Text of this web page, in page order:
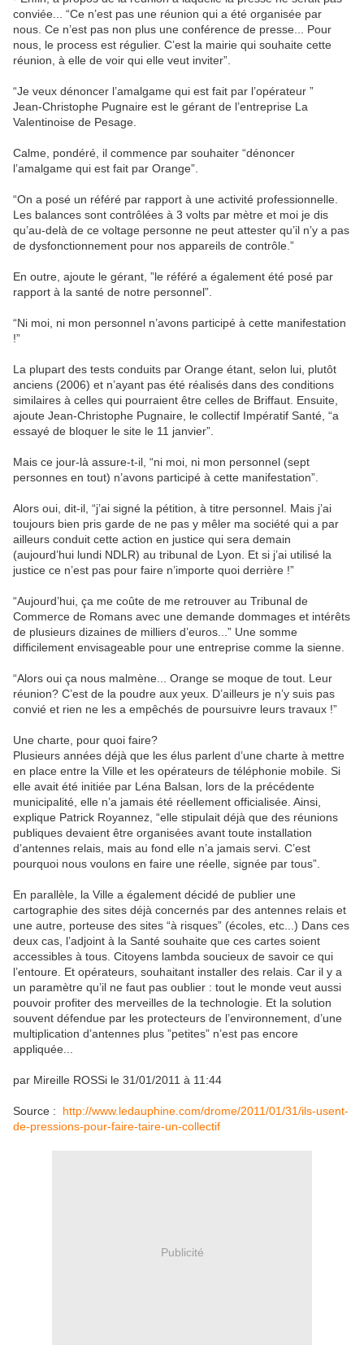
conviée... “Ce n’est pas une réunion qui a été organisée par
nous. Ce n’est pas non plus une conférence de presse... Pour
nous, le process est régulier. C’est la mairie qui souhaite cette
réunion, à elle de voir qui elle veut inviter”.
“Je veux dénoncer l’amalgame qui est fait par l’opérateur ”
Jean-Christophe Pugnaire est le gérant de l’entreprise La
Valentinoise de Pesage.
Calme, pondéré, il commence par souhaiter “dénoncer
l’amalgame qui est fait par Orange”.
“On a posé un référé par rapport à une activité professionnelle.
Les balances sont contrôlées à 3 volts par mètre et moi je dis
qu’au-delà de ce voltage personne ne peut attester qu’il n’y a pas
de dysfonctionnement pour nos appareils de contrôle.”
En outre, ajoute le gérant, ”le référé a également été posé par
rapport à la santé de notre personnel”.
“Ni moi, ni mon personnel n’avons participé à cette manifestation
!”
La plupart des tests conduits par Orange étant, selon lui, plutôt
anciens (2006) et n’ayant pas été réalisés dans des conditions
similaires à celles qui pourraient être celles de Briffaut. Ensuite,
ajoute Jean-Christophe Pugnaire, le collectif Impératif Santé, “a
essayé de bloquer le site le 11 janvier”.
Mais ce jour-là assure-t-il, “ni moi, ni mon personnel (sept
personnes en tout) n’avons participé à cette manifestation”.
Alors oui, dit-il, “j’ai signé la pétition, à titre personnel. Mais j’ai
toujours bien pris garde de ne pas y mêler ma société qui a par
ailleurs conduit cette action en justice qui sera demain
(aujourd’hui lundi NDLR) au tribunal de Lyon. Et si j’ai utilisé la
justice ce n’est pas pour faire n’importe quoi derrière !”
“Aujourd’hui, ça me coûte de me retrouver au Tribunal de
Commerce de Romans avec une demande dommages et intérêts
de plusieurs dizaines de milliers d’euros...” Une somme
difficilement envisageable pour une entreprise comme la sienne.
“Alors oui ça nous malmène... Orange se moque de tout. Leur
réunion? C’est de la poudre aux yeux. D’ailleurs je n’y suis pas
convié et rien ne les a empêchés de poursuivre leurs travaux !”
Une charte, pour quoi faire?
Plusieurs années déjà que les élus parlent d’une charte à mettre
en place entre la Ville et les opérateurs de téléphonie mobile. Si
elle avait été initiée par Léna Balsan, lors de la précédente
municipalité, elle n’a jamais été réellement officialisée. Ainsi,
explique Patrick Royannez, “elle stipulait déjà que des réunions
publiques devaient être organisées avant toute installation
d’antennes relais, mais au fond elle n’a jamais servi. C’est
pourquoi nous voulons en faire une réelle, signée par tous”.
En parallèle, la Ville a également décidé de publier une
cartographie des sites déjà concernés par des antennes relais et
une autre, porteuse des sites “à risques” (écoles, etc...) Dans ces
deux cas, l’adjoint à la Santé souhaite que ces cartes soient
accessibles à tous. Citoyens lambda soucieux de savoir ce qui
l’entoure. Et opérateurs, souhaitant installer des relais. Car il y a
un paramètre qu’il ne faut pas oublier : tout le monde veut aussi
pouvoir profiter des merveilles de la technologie. Et la solution
souvent défendue par les protecteurs de l’environnement, d’une
multiplication d’antennes plus ”petites” n’est pas encore
appliquée...
par Mireille ROSSi le 31/01/2011 à 11:44
Source : http://www.ledauphine.com/drome/2011/01/31/ils-usent-
de-pressions-pour-faire-taire-un-collectif
Publicité